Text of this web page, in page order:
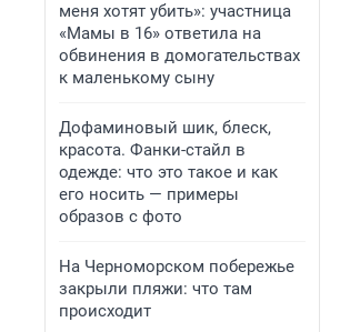
меня хотят убить»: участница
«Мамы в 16» ответила на
обвинения в домогательствах
к маленькому сыну
Дофаминовый шик, блеск,
красота. Фанки-стайл в
одежде: что это такое и как
его носить — примеры
образов с фото
На Черноморском побережье
закрыли пляжи: что там
происходит